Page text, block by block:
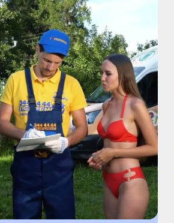
Энгельса, д.19
Всеволожский
район, Ленинградская
​Круговая улица, д. 47
Электросила
Решетникова, д.3